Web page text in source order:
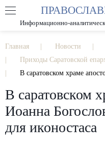
Информационно-
Главная Новости
Приходы Саратовской
В саратовском храме апостола
В саратовском
Иоанна
для иконостаса